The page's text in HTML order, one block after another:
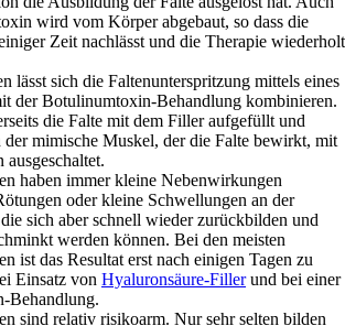
wird vom Körper abgebaut, so dass die
Zeit nachlässt und die Therapie wiederholt
lässt sich die Faltenunterspritzung mittels eines
der Botulinumtoxin-Behandlung kombinieren.
die Falte mit dem Filler aufgefüllt und
der mimische Muskel, der die Falte bewirkt, mit
haben immer kleine Nebenwirkungen
oder kleine Schwellungen an der
sich aber schnell wieder zurückbilden und
werden können. Bei den meisten
ist das Resultat erst nach einigen Tagen zu
Einsatz von Hyaluronsäure-Fillerund bei einer
Behandlung.
sind relativ risikoarm. Nur sehr selten bilden